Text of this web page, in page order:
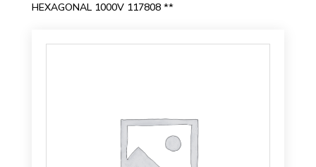
HEXAGONAL 1000V 117808 **